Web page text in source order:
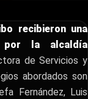
recibieron una
por la alcaldía
de Servicios y
abordados son
Fernández, Luis